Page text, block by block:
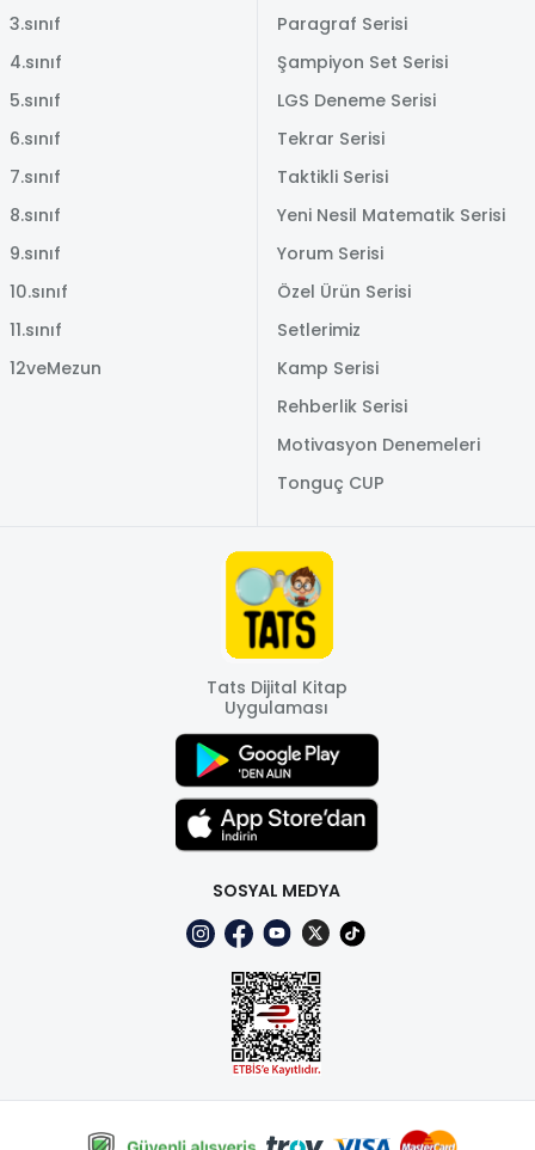
3.sınıf
4.sınıf
5.sınıf
6.sınıf
7.sınıf
8.sınıf
9.sınıf
10.sınıf
11.sınıf
12veMezun
Paragraf Serisi
Şampiyon Set Serisi
LGS Deneme Serisi
Tekrar Serisi
Taktikli Serisi
Yeni Nesil Matematik Serisi
Yorum Serisi
Özel Ürün Serisi
Setlerimiz
Kamp Serisi
Rehberlik Serisi
Motivasyon Denemeleri
Tonguç CUP
Tats Dijital Kitap
Uygulaması
SOSYAL MEDYA